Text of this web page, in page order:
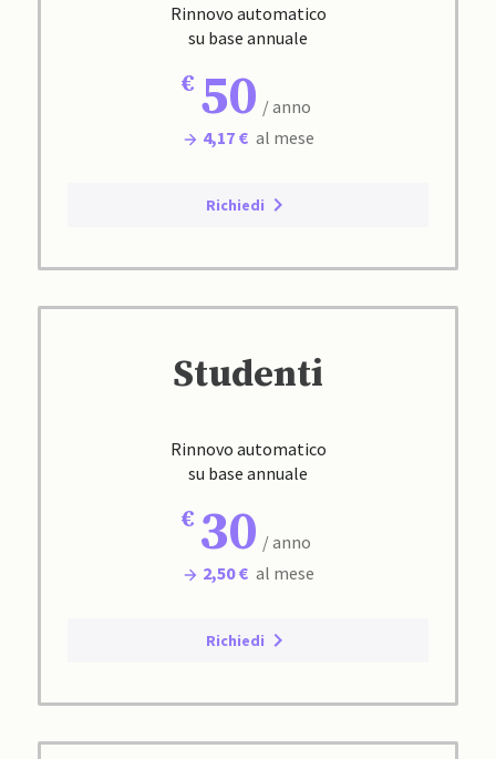
Rinnovo automatico
su base annuale
50 / anno
4,17 € al mese
Richiedi
Studenti
Rinnovo automatico
su base annuale
30 / anno
2,50 € al mese
Richiedi